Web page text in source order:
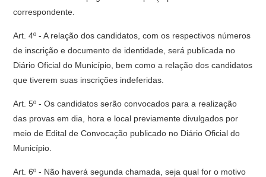
correspondente.
Art. 4º - A relação dos candidatos, com os respectivos números
de inscrição e documento de identidade, será publicada no
Diário Oficial do Município, bem como a relação dos candidatos
que tiverem suas inscrições indeferidas.
Art. 5º - Os candidatos serão convocados para a realização
das provas em dia, hora e local previamente divulgados por
meio de Edital de Convocação publicado no Diário Oficial do
Município.
Art. 6º - Não haverá segunda chamada, seja qual for o motivo